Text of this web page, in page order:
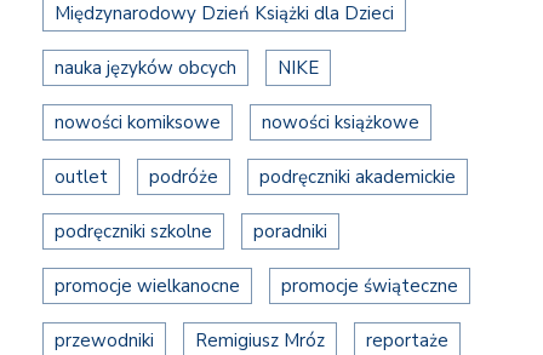
Międzynarodowy Dzień Książki dla Dzieci
nauka języków obcych NIKE
nowości komiksowe nowości książkowe
outlet podróże podręczniki akademickie
podręczniki szkolne poradniki
promocje wielkanocne promocje świąteczne
przewodniki Remigiusz Mróz reportaże